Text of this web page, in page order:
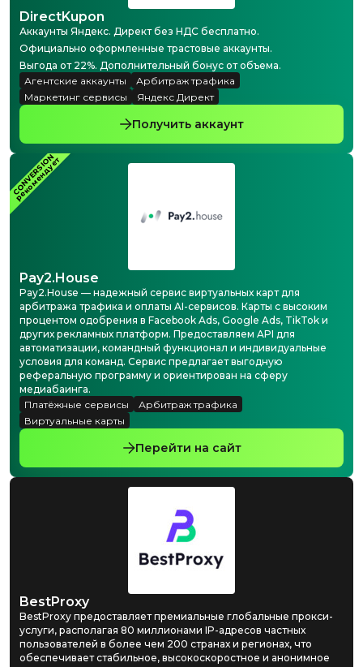
DirectKupon
Аккаунты Яндекс. Директ без НДС бесплатно.
Официально оформленные трастовые аккаунты.
Выгода от 22%. Дополнительный бонус от объема.
Агентские аккаунты
Арбитраж трафика
Маркетинг сервисы
Яндекс Директ
Получить аккаунт
CONVERSION
рекомендует
Pay2.House
Pay2.House — надежный сервис виртуальных карт для
арбитража трафика и оплаты AI-сервисов. Карты с высоким
процентом одобрения в Facebook Ads, Google Ads, TikTok и
других рекламных платформ. Предоставляем API для
автоматизации, командный функционал и индивидуальные
условия для команд. Сервис предлагает выгодную
реферальную программу и ориентирован на сферу
медиабаинга.
Платёжные сервисы
Арбитраж трафика
Виртуальные карты
Перейти на сайт
BestProxy
BestProxy предоставляет премиальные глобальные прокси-
услуги, располагая 80 миллионами IP-адресов частных
пользователей в более чем 200 странах и регионах, что
обеспечивает стабильное, высокоскоростное и анонимное